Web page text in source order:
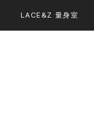
LACE&Z 量身室